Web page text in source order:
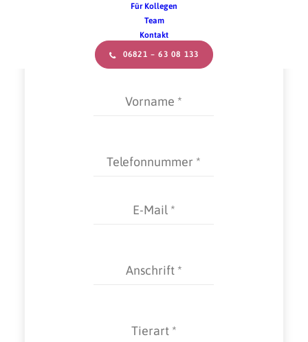
Für Kollegen
Team
Kontakt
06821 – 63 08 133